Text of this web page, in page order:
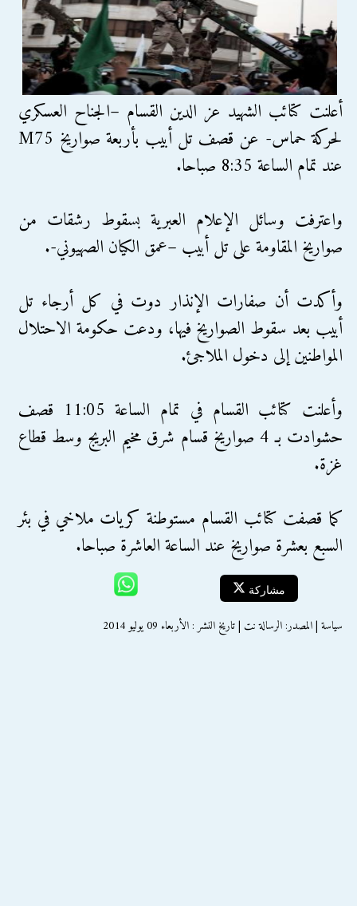
أعلنت كتائب الشهيد عز الدين القسام –الجناح العسكري
لحركة حماس- عن قصف تل أبيب بأربعة صواريخ M75
عند تمام الساعة 8:35 صباحا.
واعترفت وسائل الإعلام العبرية بسقوط رشقات من
صواريخ المقاومة على تل أبيب –عمق الكيان الصهيوني-.
وأكدت أن صفارات الإنذار دوت في كل أرجاء تل
أبيب بعد سقوط الصواريخ فيها، ودعت حكومة الاحتلال
المواطنين إلى دخول الملاجئ.
وأعلنت كتائب القسام في تمام الساعة 11:05 قصف
حشوادت بـ 4 صواريخ قسام شرق مخيم البريج وسط قطاع
غزة.
كما قصفت كتائب القسام مستوطنة كريات ملاخي في بئر
السبع بعشرة صواريخ عند الساعة العاشرة صباحا.
مشاركة
سياسة | المصدر: الرسالة نت | تاريخ النشر : الأربعاء 09 يوليو 2014